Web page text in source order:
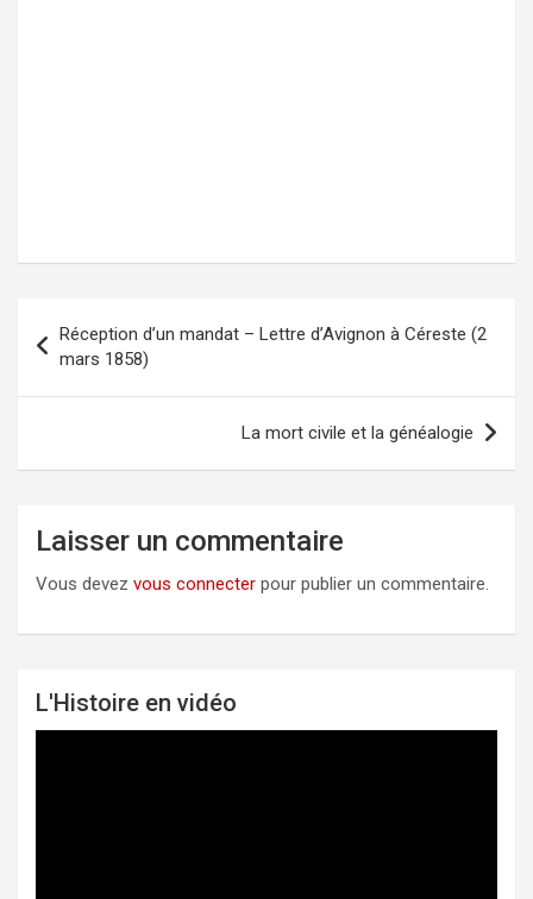
Navigation
l’article
Réception d’un mandat – Lettre d’Avignon à Céreste (2
mars 1858)
La mort civile et la généalogie
Laisser un commentaire
Vous devez vous connecter pour publier un commentaire.
L'Histoire en vidéo